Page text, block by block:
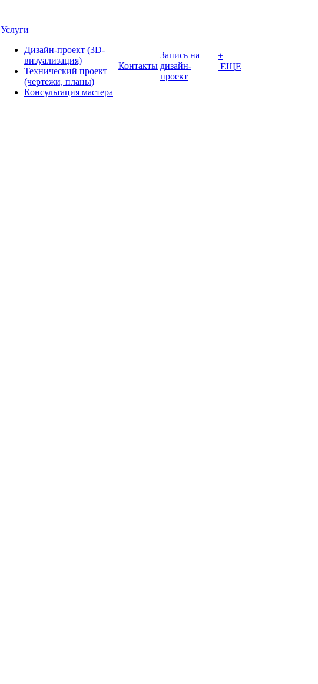
Услуги
Дизайн-проект (3D-
визуализация)
Технический проект
(чертежи, планы)
Консультация мастера
Контакты
Запись на
дизайн-
проект
+
ЕЩЕ